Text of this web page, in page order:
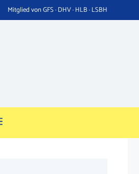
Mitglied von GFS · DHV · HLB · LSBH